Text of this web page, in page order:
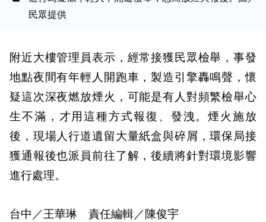
民眾提供
附近大樓管理員表示，經常接獲民眾檢舉，事發
地點夜間有年輕人開跑車，製造引擎轟鳴聲，懷
疑這次深夜燃放煙火，可能是有人對頻繁檢舉心
生不滿，才用這種方式報復、發洩。煙火施放
後，現場人行道遺留大量紙盒與碎屑，環保局接
獲通報後也派員前往了解，後續將針對環境影響
進行處理。
台中／王華琳 責任編輯／陳俊宇